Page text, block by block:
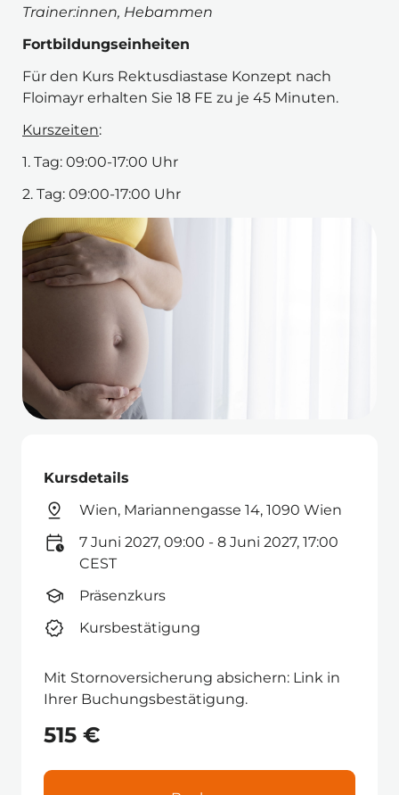
Trainer:innen, Hebammen
Fortbildungseinheiten
Für den Kurs Rektusdiastase Konzept nach
Floimayr erhalten Sie 18 FE zu je 45 Minuten.
Kurszeiten:
1. Tag: 09:00-17:00 Uhr
2. Tag: 09:00-17:00 Uhr
Kursdetails
Wien, Mariannengasse 14, 1090 Wien
7 Juni 2027, 09:00 - 8 Juni 2027, 17:00
CEST
Präsenzkurs
Kursbestätigung
Mit Stornoversicherung absichern: Link in
Ihrer Buchungsbestätigung.
515 €